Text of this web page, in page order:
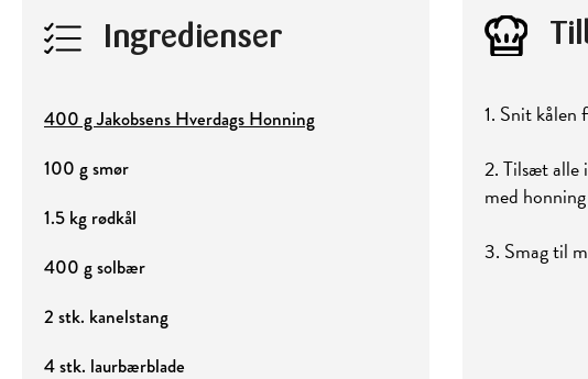
Ingredienser
400 g Jakobsens Hverdags Honning
100 g smør
1.5 kg rødkål
400 g solbær
2 stk. kanelstang
4 stk. laurbærblade
1. Snit kålen
2. Tilsæt alle
med
3. Smag til